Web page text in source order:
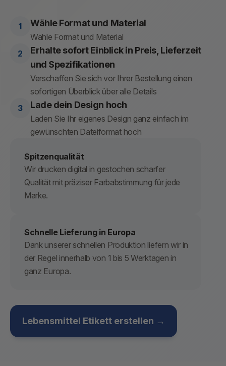
Wähle Format und Material
Wähle Format und Material
Erhalte sofort Einblick in Preis, Lieferzeit
und Spezifikationen
Verschaffen Sie sich vor Ihrer Bestellung einen
sofortigen Überblick über alle Details
Lade dein Design hoch
Laden Sie Ihr eigenes Design ganz einfach im
gewünschten Dateiformat hoch
Spitzenqualität
Wir drucken digital in gestochen scharfer
Qualität mit präziser Farbabstimmung für jede
Marke.
Schnelle Lieferung in Europa
Dank unserer schnellen Produktion liefern wir in
der Regel innerhalb von 1 bis 5 Werktagen in
ganz Europa.
Lebensmittel Etikett erstellen →